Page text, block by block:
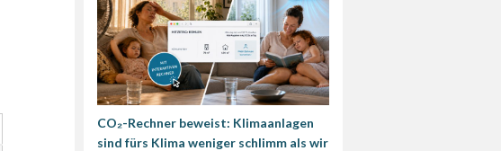
CO₂-Rechner beweist: Klimaanlagen
sind fürs Klima weniger schlimm als wir